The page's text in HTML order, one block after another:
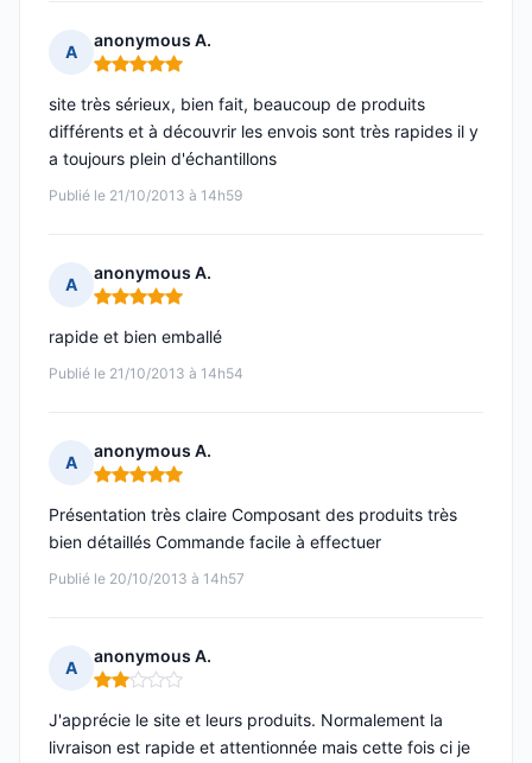
A
anonymous A.
Note : 5 sur 5
Publié le 21/10/2013 à 14h59
site très sérieux, bien fait, beaucoup de produits
différents et à découvrir les envois sont très rapides il y
a toujours plein d'échantillons
A
anonymous A.
Note : 5 sur 5
Publié le 21/10/2013 à 14h54
rapide et bien emballé
A
anonymous A.
Note : 5 sur 5
Publié le 20/10/2013 à 14h57
Présentation très claire Composant des produits très
bien détaillés Commande facile à effectuer
A
anonymous A.
Note : 2 sur 5
J'apprécie le site et leurs produits. Normalement la
livraison est rapide et attentionnée mais cette fois ci je